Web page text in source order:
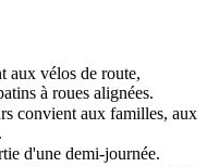
aux vélos de route,
à roues alignées.
convient aux familles, aux
d'une demi-journée.